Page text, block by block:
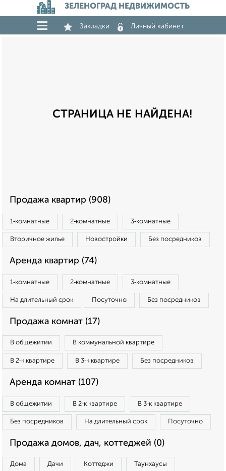
ЗЕЛЕНОГРАД НЕДВИЖИМОСТЬ
Закладки Личный кабинет
СТРАНИЦА НЕ НАЙДЕНА!
Продажа квартир (908)
1‑комнатные 2‑комнатные 3‑комнатные
Вторичное жилье Новостройки Без посредников
Аренда квартир (74)
1‑комнатные 2‑комнатные 3‑комнатные
На длительный срок Посуточно Без посредников
Продажа комнат (17)
В общежитии В коммунальной квартире
В 2‑к квартире В 3‑к квартире Без посредников
Аренда комнат (107)
В общежитии В 2‑к квартире В 3‑к квартире
Без посредников На длительный срок Посуточно
Продажа домов, дач, коттеджей (0)
Дома Дачи Коттеджи Таунхаусы